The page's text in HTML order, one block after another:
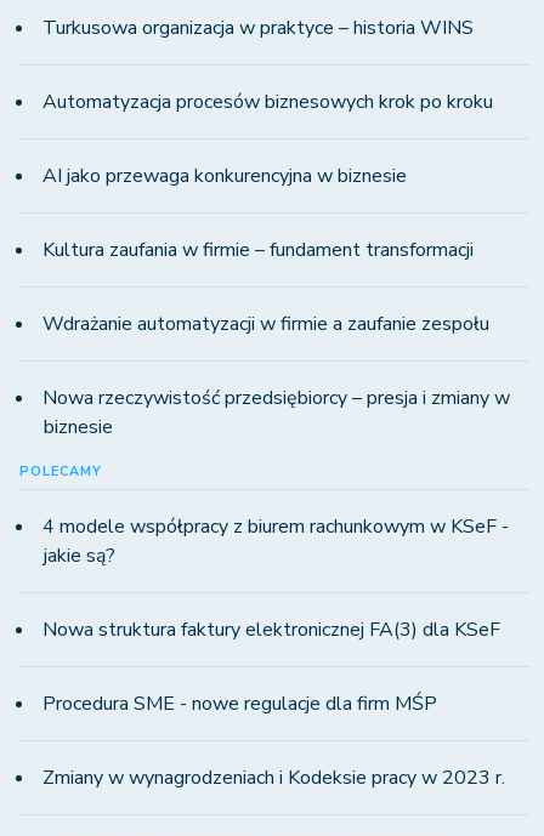
Turkusowa organizacja w praktyce – historia WINS
Automatyzacja procesów biznesowych krok po kroku
AI jako przewaga konkurencyjna w biznesie
Kultura zaufania w firmie – fundament transformacji
Wdrażanie automatyzacji w firmie a zaufanie zespołu
Nowa rzeczywistość przedsiębiorcy – presja i zmiany w
biznesie
POLECAMY
4 modele współpracy z biurem rachunkowym w KSeF -
jakie są?
Nowa struktura faktury elektronicznej FA(3) dla KSeF
Procedura SME - nowe regulacje dla firm MŚP
Zmiany w wynagrodzeniach i Kodeksie pracy w 2023 r.